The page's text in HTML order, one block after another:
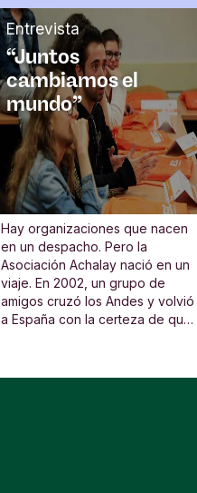
“Juntos
cambiamos el
mundo”
Entrevista
Hay organizaciones que nacen
en un despacho. Pero la
Asociación Achalay nació en un
viaje. En 2002, un grupo de
amigos cruzó los Andes y volvió
a España con la certeza de que